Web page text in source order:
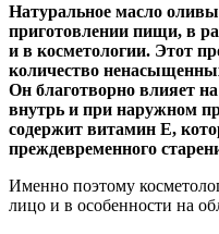
Натуральное масло
приготовлении пищи, в
и в косметологии. Этот
количество
Он благотворно влияет
внутрь и при наружном
содержит витамин Е,
преждевременного
Именно поэтому
лицо и в особенности на